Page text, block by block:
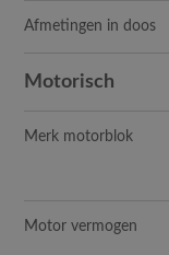
Afmetingen in doos
Motorisch
Merk motorblok
Motor vermogen